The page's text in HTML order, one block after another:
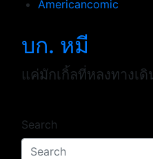
Americancomic
บก. หมี
แค่มักเกิ้ลที่หลงทางเ
Search